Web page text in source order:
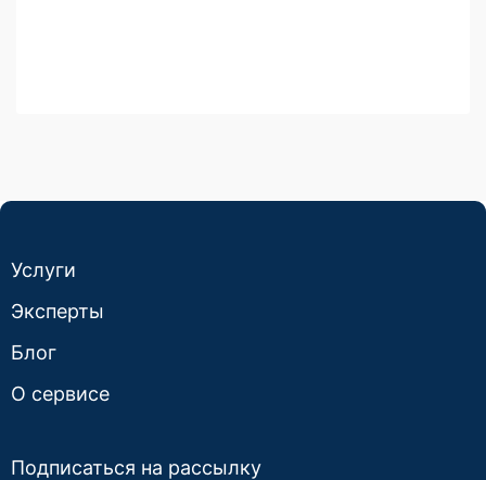
Услуги
Эксперты
Блог
О сервисе
Подписаться на рассылку